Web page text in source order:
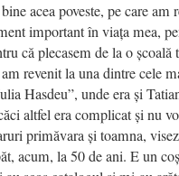
acea poveste, pe care am
important în viața mea,
că plecasem de la o
revenit la una dintre cele
Hasdeu”, unde era și
altfel era complicat și nu
primăvara și toamna,
acum, la 50 de ani. E un